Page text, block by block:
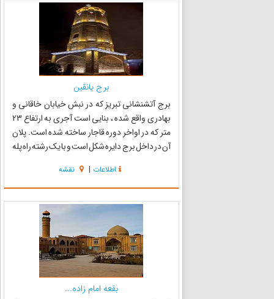
برج یانقین
برج آتشنشانی تبریز که در نبش خیابان خاقانی و
بهادری واقع شده ، بنایی است آجری به ارتفاع 23
متر که در اواخر دوره قاجار ساخته شده است. پلان
آن در داخل برج دایره شکل است و با یک رشته راه پله
اصلی آن دیدبانی بوده که دارای هشت نورگیر در
جهات مختلف ا...
اطلاعات | نقشه
بقعه امام زاده...